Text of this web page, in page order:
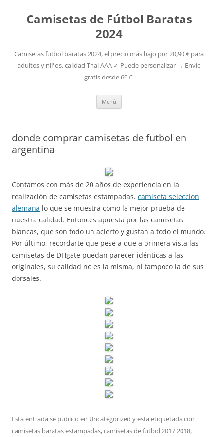
Camisetas de Fútbol Baratas
2024
Camisetas futbol baratas 2024, el precio más bajo por 20,90 € para
adultos y niños, calidad Thai AAA ✓ Puede personalizar → Envío
gratis desde 69 €.
Menú
donde comprar camisetas de futbol en
argentina
Contamos con más de 20 años de experiencia en la
realización de camisetas estampadas, camiseta seleccion
alemana lo que se muestra como la mejor prueba de
nuestra calidad. Entonces apuesta por las camisetas
blancas, que son todo un acierto y gustan a todo el mundo.
Por último, recordarte que pese a que a primera vista las
camisetas de DHgate puedan parecer idénticas a las
originales, su calidad no es la misma, ni tampoco la de sus
dorsales.
Esta entrada se publicó en Uncategorized y está etiquetada con
camisetas baratas estampadas,camisetas de futbol 2017 2018,